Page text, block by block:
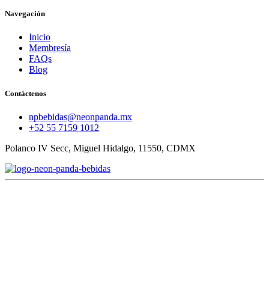
Navegación
Inicio
Membresía
FAQs
Blog
Contáctenos
npbebidas@neonpanda.mx
+52 55 7159 1012
Polanco IV Secc, Miguel Hidalgo, 11550, CDMX